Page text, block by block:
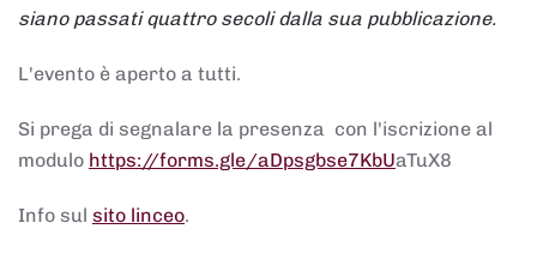
siano passati quattro secoli dalla sua pubblicazione.
L'evento è aperto a tutti.
Si prega di segnalare la presenza con l'iscrizione al
modulo https://forms.gle/aDpsgbse7KbUaTuX8
Info sul sito linceo.